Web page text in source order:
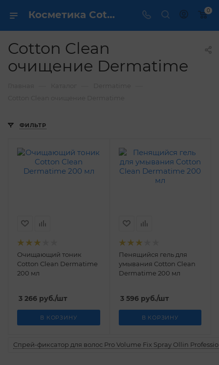
Косметика Cotton Clean очищение Dermatime - купить в интернет магазине ✔️ по выгодной цене 0
Cotton Clean
очищение Dermatime
ФИЛЬТР
Очищающий тоник
Cotton Clean Dermatime
200 мл
3 266 руб./шт
В КОРЗИНУ
Пенящийся гель для
умывания Cotton Clean
Dermatime 200 мл
3 596руб./шт
В КОРЗИНУ
Спрей-фиксатор для волос Pro Volume Fix Spray Ollin